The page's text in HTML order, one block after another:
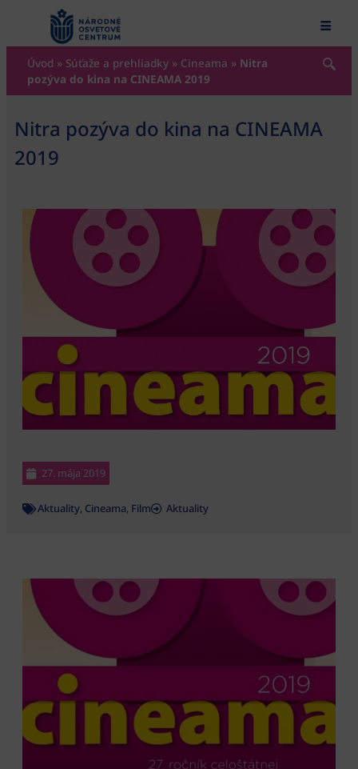
content
Úvod » Súťaže a prehliadky » Cineama » Nitra
pozýva do kina na CINEAMA 2019
Nitra pozýva do kina na CINEAMA
2019
27. mája 2019
Aktuality, Cineama, Film Aktuality